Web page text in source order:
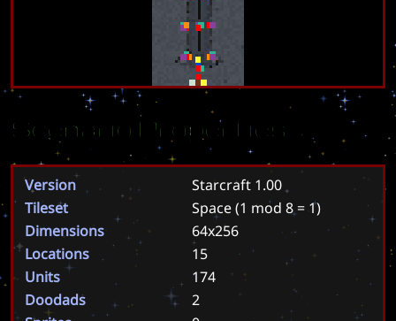
Scenario Properties
Version
Starcraft 1.00
Tileset
Space(1 mod 8 = 1)
Dimensions
64x256
Locations
15
Units
174
Doodads
2